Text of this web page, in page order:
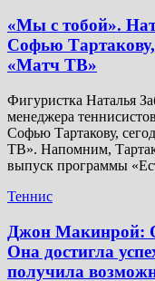
«Мы с тобой».
Софью
«Матч ТВ»
Фигуристка Наталья
менеджера
Софью Тартакову,
ТВ». Напомним,
выпуск программы
Теннис
Джон Макинрой:
Она достигла
получила